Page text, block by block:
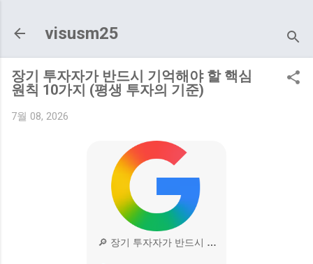
visusm25
장기 투자자가 반드시 기억해야 할 핵심
원칙 10가지 (평생 투자의 기준)
7월 08, 2026